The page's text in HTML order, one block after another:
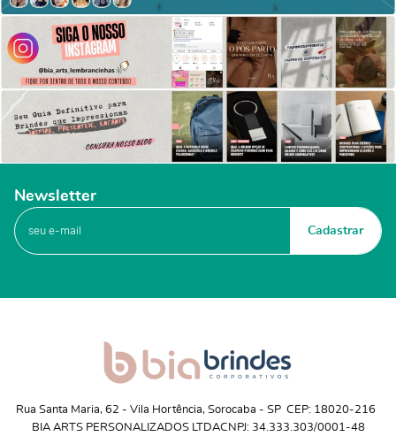
Newsletter
Cadastrar
Rua Santa Maria, 62 - Vila Hortência, Sorocaba - SP CEP: 18020-216
BIA ARTS PERSONALIZADOS LTDACNPJ: 34.333.303/0001-48